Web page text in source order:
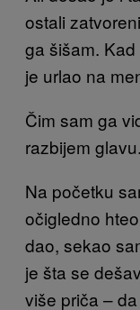
ostali
ga šišam.
je urlao na
Čim sam ga
razbijem glavu.
Na početku
očigledno
dao, sekao
je šta se
više priča –